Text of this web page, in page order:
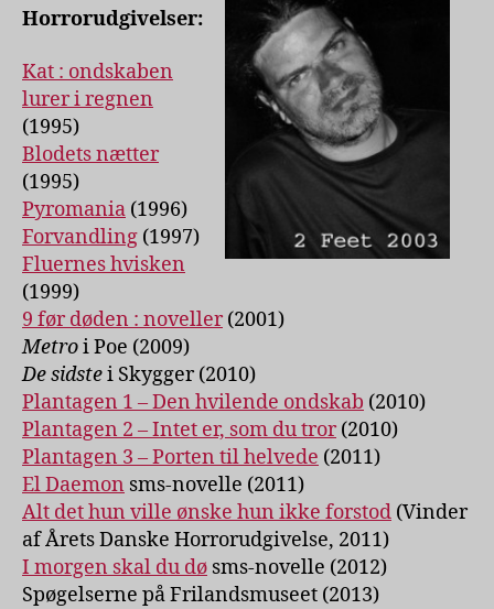
Horrorudgivelser:
Kat : ondskaben
lurer i regnen
(1995)
Blodets nætter
(1995)
Pyromania (1996)
Forvandling (1997)
Fluernes hvisken
(1999)
9 før døden : noveller (2001)
Metroi Poe (2009)
De sidstei Skygger (2010)
Plantagen 1 – Den hvilende ondskab (2010)
Plantagen 2 – Intet er, som du tror (2010)
Plantagen 3 – Porten til helvede (2011)
El Daemon sms-novelle (2011)
Alt det hun ville ønske hun ikke forstod (Vinder
af Årets Danske Horrorudgivelse, 2011)
I morgen skal du dø sms-novelle (2012)
Spøgelserne på Frilandsmuseet (2013)